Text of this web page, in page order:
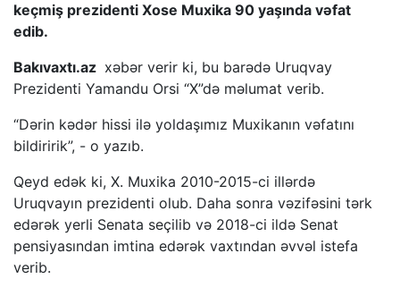
keçmiş prezidenti Xose Muxika 90 yaşında vəfat
edib.
Bakıvaxtı.az xəbər verir ki, bu barədə Uruqvay
Prezidenti Yamandu Orsi “X”də məlumat verib.
“Dərin kədər hissi ilə yoldaşımız Muxikanın vəfatını
bildiririk”, - o yazıb.
Qeyd edək ki, X. Muxika 2010-2015-ci illərdə
Uruqvayın prezidenti olub. Daha sonra vəzifəsini tərk
edərək yerli Senata seçilib və 2018-ci ildə Senat
pensiyasından imtina edərək vaxtından əvvəl istefa
verib.